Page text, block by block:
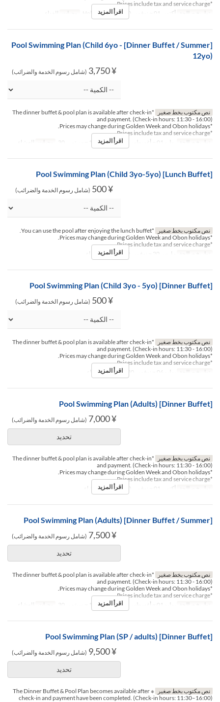
*Prices include tax and service charge.
تواريخ صالحة
أكتوبر 01 ~ نوفمبر 30 أيام س, ح, Hol وجبات الغداء اقرأ المزيد
[Dinner Buffet / Summer] Pool Swimming Plan (Child 6yo -
12yo)
¥ 3,750 (شامل رسوم الخدمة والضرائب)
نص مكتوب بخط صغير
*The dinner buffet & pool plan is available after check-in
and payment. (Check-in hours: 11:30 - 16:00)
*Prices may change during Golden Week and Obon holidays.
*Prices include tax and service charge.
تواريخ صالحة
وجبات العشاء اقرأ المزيد
[Lunch Buffet] Pool Swimming Plan (Child 3yo-5yo)
¥ 500 (شامل رسوم الخدمة والضرائب)
نص مكتوب بخط صغير
*You can use the pool after enjoying the lunch buffet.
*Prices may change during Golden Week and Obon holidays.
*Prices include tax and service charge.
تواريخ صالحة
مارس 20 ~ نوفمبر 30 وجبات الغداءاقرأ المزيد
[Dinner Buffet] Pool Swimming Plan (Child 3yo - 5yo)
¥ 500 (شامل رسوم الخدمة والضرائب)
نص مكتوب بخط صغير
*The dinner buffet & pool plan is available after check-in
and payment. (Check-in hours: 11:30 - 16:00)
*Prices may change during Golden Week and Obon holidays.
*Prices include tax and service charge.
تواريخ صالحة
وجبات العشاءاقرأ المزيد
[Dinner Buffet] Pool Swimming Plan (Adults)
¥ 7,000 (شامل رسوم الخدمة والضرائب)
تحديد
نص مكتوب بخط صغير
*The dinner buffet & pool plan is available after check-in
and payment. (Check-in hours: 11:30 - 16:00)
*Prices may change during Golden Week and Obon holidays.
*Prices include tax and service charge.
تواريخ صالحة
أكتوبر 01 ~ نوفمبر 30 وجبات العشاءاقرأ المزيد
[Dinner Buffet / Summer] Pool Swimming Plan (Adults)
¥ 7,500 (شامل رسوم الخدمة والضرائب)
تحديد
نص مكتوب بخط صغير
*The dinner buffet & pool plan is available after check-in
and payment. (Check-in hours: 11:30 - 16:00)
*Prices may change during Golden Week and Obon holidays.
*Prices include tax and service charge.
تواريخ صالحة
وجبات العشاء اقرأ المزيد
[Dinner Buffet] Pool Swimming Plan (SP / adults)
¥ 9,500 (شامل رسوم الخدمة والضرائب)
تحديد
نص مكتوب بخط صغير
※ The Dinner Buffet & Pool Plan becomes available after
check-in and payment have been completed. (Check-in hours: 11:30–16:00)